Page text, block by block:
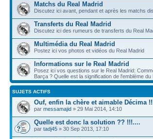
Matchs du Real Madrid
Discutez ici avant, pendant et après les matchs
Transferts du Real Madrid
Discutez ici des rumeurs de transferts du Real
Multimédia du Real Madrid
Postez ici vos photos et vidéos du Real Madrid
Informations sur le Real Madrid
Posez ici vos questions sur le Real Madrid:
Barça ? Quelle est la signification de l'emblème du
SUJETS ACTIFS
Ouf, enfin la chère et aimable Décima
par messamajid » 29 Mai 2014, 14:10
Quelle est donc la solution ?? !!!....
par tadj45 » 30 Sep 2013, 17:10